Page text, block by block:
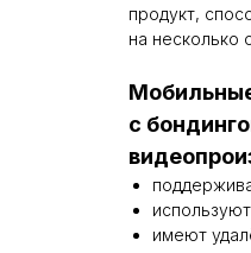
продукт,
на несколько
с
имеют